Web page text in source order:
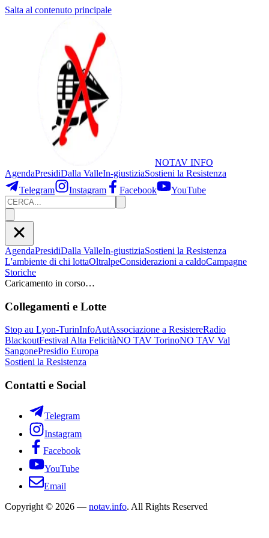
Salta al contenuto principale
NOTAV INFO
AgendaPresidiDalla ValleIn-giustiziaSostieni la Resistenza
Telegram
Instagram Facebook YouTube
AgendaPresidiDalla ValleIn-giustiziaSostieni la Resistenza
L'ambiente di chi lottaOltralpeConsiderazioni a caldoCampagne
Storiche
Caricamento in corso…
Collegamenti e Lotte
Stop au Lyon-TurinInfoAutAssociazione a ResistereRadio
BlackoutFestival Alta FelicitàNO TAV TorinoNO TAV Val
SangonePresidio Europa
Sostieni la Resistenza
Contatti e Social
Telegram
Instagram
Facebook
YouTube
Email
Copyright © 2026 — notav.info. All Rights Reserved